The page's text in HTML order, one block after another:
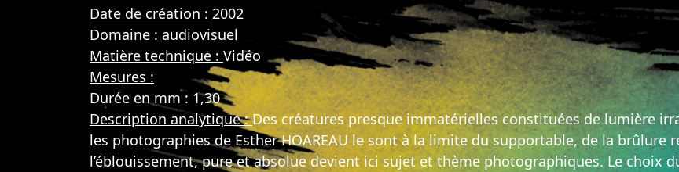
Date de création : 2002
Domaine : audiovisuel
Matière technique : Vidéo
Mesures :
Durée en mm : 1,30
Description analytique :Des créatures presque immatérielles constituées de lumière
les photographies de Esther HOAREAU le sont à la limite du supportable, de la brûlure
l’éblouissement, pure et absolue devient ici sujet et thème photographiques. Le choix